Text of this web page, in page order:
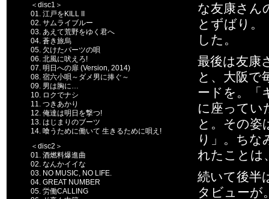
＜disc1＞
01. 江戸をKILL II
02. サムライブルー
03. あえて荒野をゆく君へ
04. 蒼き旅烏
05. 欠けたパーツの唄
06. 北風に吠えろ!
07. 明日への扉 (Version, 2014)
08. 宿六小唄～ダメ男に捧ぐ～
09. 男は胸に…
10. ロクでナシ
11. つきあかり
12. 俺達は明日を撃つ!
13. はじまりのブーツ
14. 喰うために働いて 生きるために唄え!
＜disc2＞
01. 酒燃料爆進曲
02. なんかイイな
03. NO MUSIC, NO LIFE.
04. GREAT NUMBER
05. 労働CALLING
な友康さん
とずばり。
した。
最後は友康
と、大阪で
ードを。「
に座ってい
と。その姿
り」。ちな
れたことは
続いて後半
タビューが